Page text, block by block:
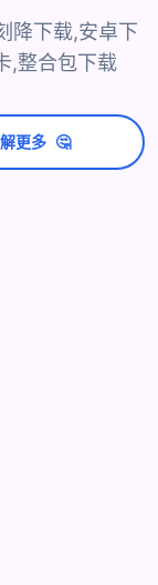
降下载,安卓下
,整合包下载
更多 🤔